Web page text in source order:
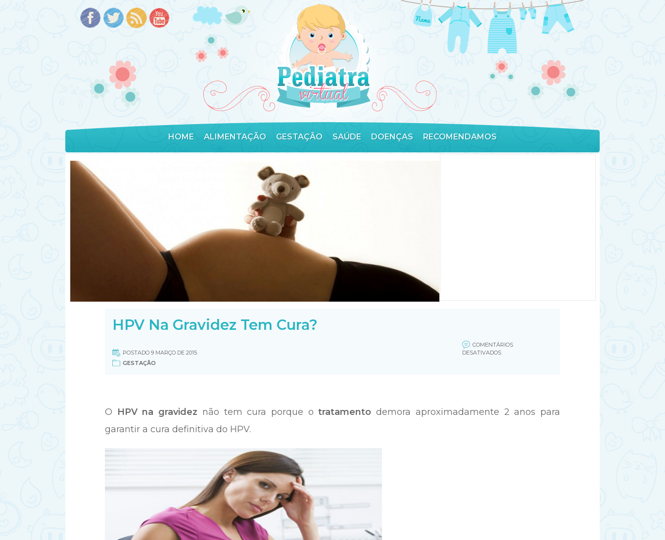
HOME ALIMENTAÇÃO GESTAÇÃO SAÚDE DOENÇAS RECOMENDAMOS
HPV Na Gravidez Tem Cura?
POSTADO 9 MARÇO DE 2015
COMENTÁRIOS
DESATIVADOSEM
GESTAÇÃO
O HPV na gravidez não tem cura porque o tratamento demora aproximadamente 2 anos para
garantir a cura definitiva do HPV.